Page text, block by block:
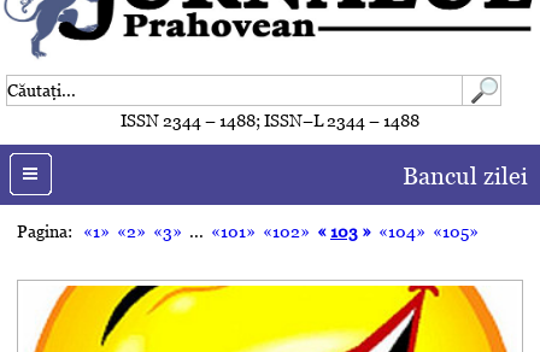
ISSN 2344 – 1488; ISSN–L 2344 – 1488
Bancul zilei
Pagina: «1» «2» «3» ... «101» «102» «103 » «104» «105»